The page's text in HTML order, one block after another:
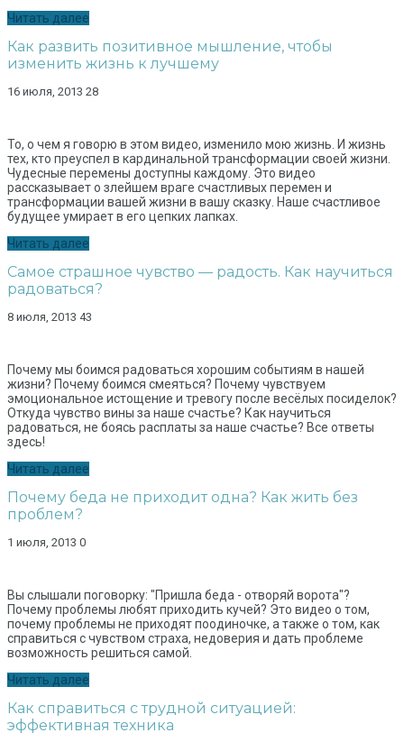
Читать далее
Как развить позитивное мышление, чтобы
изменить жизнь к лучшему
16 июля, 2013 28
То, о чем я говорю в этом видео, изменило мою жизнь. И жизнь
тех, кто преуспел в кардинальной трансформации своей жизни.
Чудесные перемены доступны каждому. Это видео
рассказывает о злейшем враге счастливых перемен и
трансформации вашей жизни в вашу сказку. Наше счастливое
будущее умирает в его цепких лапках.
Читать далее
Самое страшное чувство — радость. Как научиться
радоваться?
8 июля, 2013 43
Почему мы боимся радоваться хорошим событиям в нашей
жизни? Почему боимся смеяться? Почему чувствуем
эмоциональное истощение и тревогу после весёлых посиделок?
Откуда чувство вины за наше счастье? Как научиться
радоваться, не боясь расплаты за наше счастье? Все ответы
здесь!
Читать далее
Почему беда не приходит одна? Как жить без
проблем?
1 июля, 2013 0
Вы слышали поговорку: "Пришла беда - отворяй ворота"?
Почему проблемы любят приходить кучей? Это видео о том,
почему проблемы не приходят поодиночке, а также о том, как
справиться с чувством страха, недоверия и дать проблеме
возможность решиться самой.
Читать далее
Как справиться с трудной ситуацией:
эффективная техника